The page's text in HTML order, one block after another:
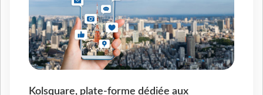
Kolsquare, plate-forme dédiée aux